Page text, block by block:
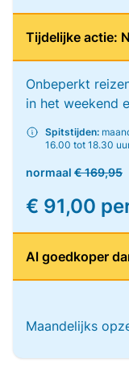
Tijdelijke actie:
Onbeperkt
in het weekend
Spitstijden:
16.00 tot 18.30
normaal € 169,95
€ 91,00
Al goedkoper
Maandelijks